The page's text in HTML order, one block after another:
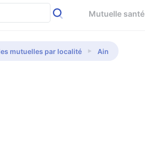
Mutuelle santé
mutuelles par localité Ain